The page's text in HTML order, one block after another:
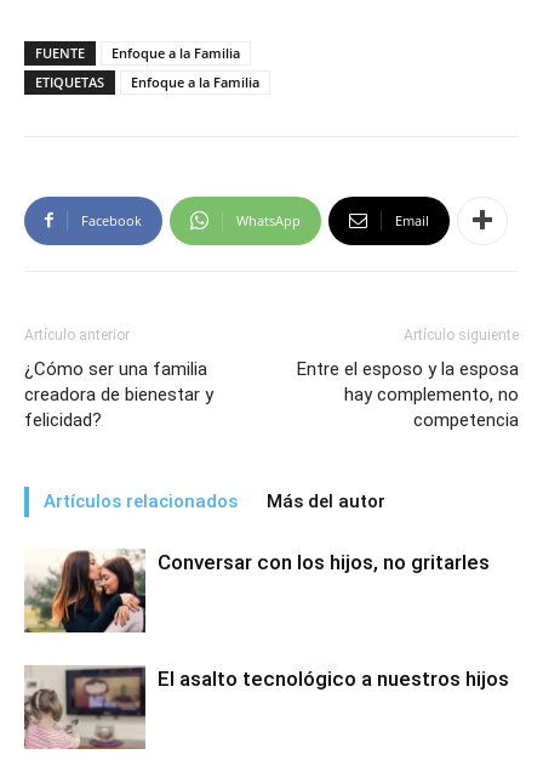
FUENTE
Enfoque a la Familia
ETIQUETAS
Enfoque a la Familia
Facebook WhatsApp Email
Artículo anterior
¿Cómo ser una familia
creadora de bienestar y
felicidad?
Artículo siguiente
Entre el esposo y la esposa
hay complemento, no
competencia
Artículos relacionados Más del autor
Conversar con los hijos, no gritarles
El asalto tecnológico a nuestros hijos